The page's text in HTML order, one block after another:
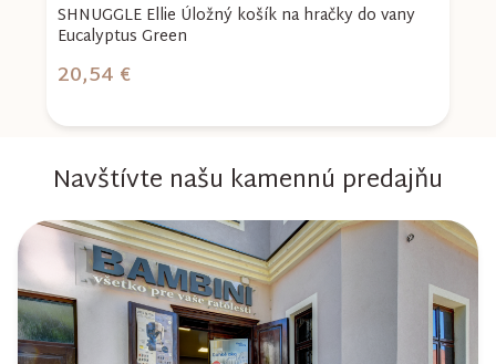
SHNUGGLE Ellie Úložný košík na hračky do vany
Eucalyptus Green
20,54 €
Navštívte našu kamennú predajňu